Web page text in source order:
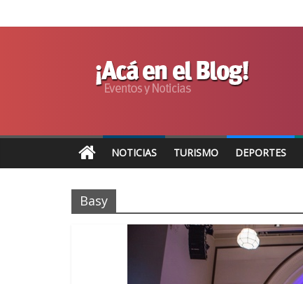
NOTICIAS TURISMO DEPORTES
Basy